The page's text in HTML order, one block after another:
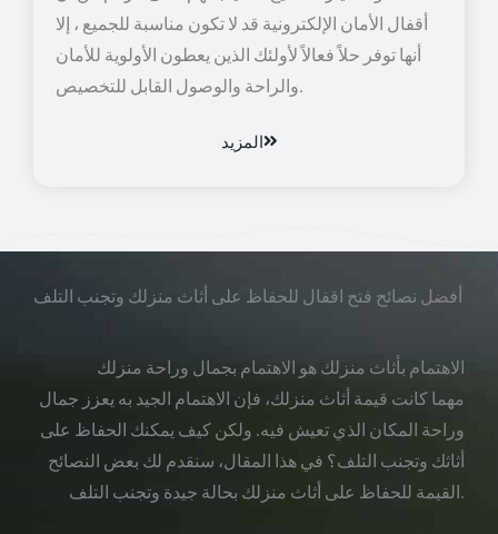
أقفال الأمان الإلكترونية قد لا تكون مناسبة للجميع ، إلا
أنها توفر حلاً فعالاً لأولئك الذين يعطون الأولوية للأمان
والراحة والوصول القابل للتخصيص.
المزيد
أفضل نصائح فتح اقفال للحفاظ على أثاث منزلك وتجنب التلف
الاهتمام بأثاث منزلك هو الاهتمام بجمال وراحة منزلك
مهما كانت قيمة أثاث منزلك، فإن الاهتمام الجيد به يعزز جمال
وراحة المكان الذي تعيش فيه. ولكن كيف يمكنك الحفاظ على
أثاثك وتجنب التلف؟ في هذا المقال، سنقدم لك بعض النصائح
القيمة للحفاظ على أثاث منزلك بحالة جيدة وتجنب التلف.